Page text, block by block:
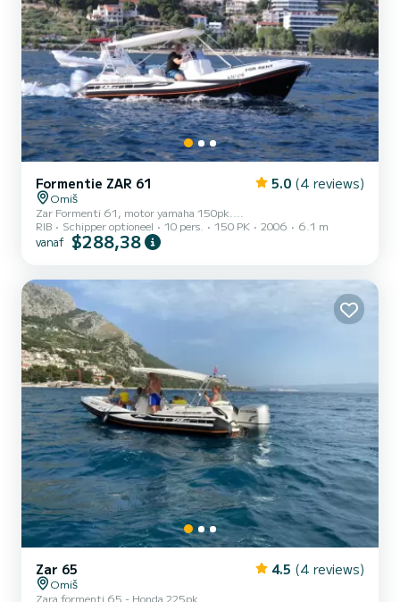
Formentie ZAR 61 5.0 (4 reviews)
Omiš
Zar Formenti 61, motor yamaha 150pk....
RIB
Schipper optioneel 10 pers. 150 PK 2006 6.1 m
vanaf $288,38
Zar 65 4.5 (4 reviews)
Omiš
Zara formenti 65 - Honda 225pk